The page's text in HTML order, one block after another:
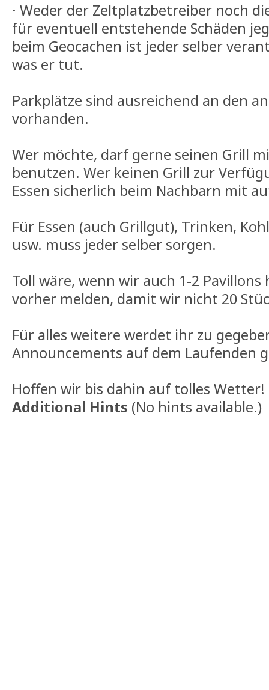
· Weder der Zeltplatzbetreiber noch
für eventuell entstehende Schäden
beim Geocachen ist jeder selber
was er tut.
Parkplätze sind ausreichend an den
vorhanden.
Wer möchte, darf gerne seinen Grill
benutzen. Wer keinen Grill zur
Essen sicherlich beim Nachbarn mit
Für Essen (auch Grillgut), Trinken,
usw. muss jeder selber sorgen.
Toll wäre, wenn wir auch 1-2
vorher melden, damit wir nicht 20
Für alles weitere werdet ihr zu
Announcements auf dem Laufenden
Hoffen wir bis dahin auf tolles Wetter!
Additional Hints (No hints available.)